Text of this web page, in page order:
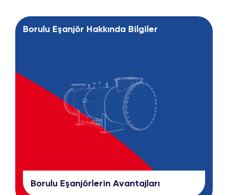
Borulu Eşanjör Hakkında Bilgiler
Borulu Eşanjörlerin Avantajları